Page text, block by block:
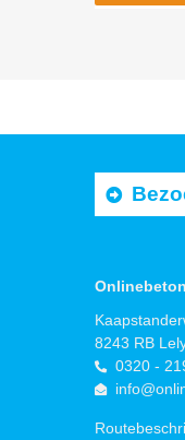
8243 RB
0320 -